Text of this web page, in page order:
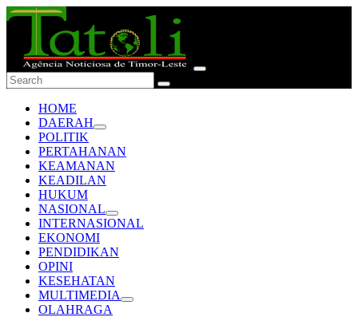
HOME
DAERAH
POLITIK
PERTAHANAN
KEAMANAN
KEADILAN
HUKUM
NASIONAL
INTERNASIONAL
EKONOMI
PENDIDIKAN
OPINI
KESEHATAN
MULTIMEDIA
OLAHRAGA